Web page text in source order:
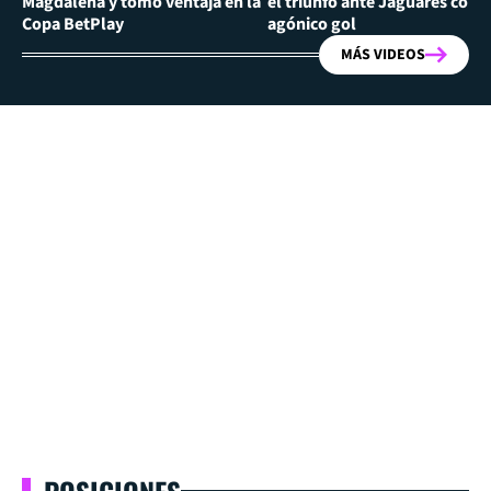
Copa BetPlay
agónico gol
MÁS VIDEOS